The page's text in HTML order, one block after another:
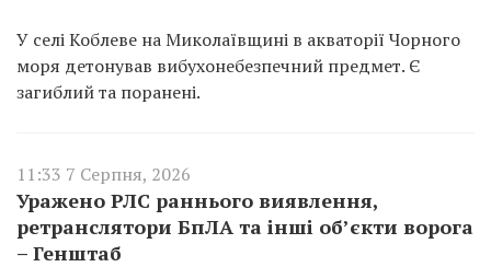
У селі Коблеве на Миколаївщині в акваторії Чорного
моря детонував вибухонебезпечний предмет. Є
загиблий та поранені.
11:33 7 Серпня, 2026
Уражено РЛС раннього виявлення,
ретранслятори БпЛА та інші об’єкти ворога
– Генштаб